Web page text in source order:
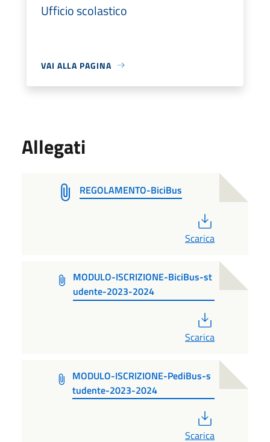
Ufficio scolastico
VAI ALLA PAGINA
Allegati
REGOLAMENTO-BiciBus
Scarica
MODULO-ISCRIZIONE-BiciBus-st
udente-2023-2024
Scarica
MODULO-ISCRIZIONE-PediBus-s
tudente-2023-2024
Scarica